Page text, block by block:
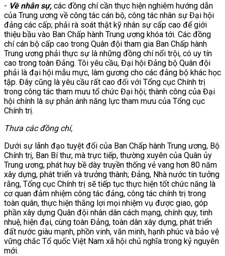
- Về nhân sự, các đồng chí cần thực hiện nghiêm hướng dẫn
của Trung ương về công tác cán bộ, công tác nhân sự Đại hội
đảng các cấp; phải rà soát thật kỹ nhân sự cấp cao để giới
thiệu bầu vào Ban Chấp hành Trung ương khóa tới. Các đồng
chí cán bộ cấp cao trong Quân đội tham gia Ban Chấp hành
Trung ương phải thực sự là những đồng chí nổi trội, có uy tín
cao trong toàn Đảng. Tôi yêu cầu, Đại hội Đảng bộ Quân đội
phải là đại hội mẫu mực, làm gương cho các đảng bộ khác học
tập. Đây cũng là yêu cầu rất cao đối với Tổng cục Chính trị
trong công tác tham mưu tổ chức Đại hội; thành công của Đại
hội chính là sự phản ánh năng lực tham mưu của Tổng cục
Chính trị.
Thưa các đồng chí,
Dưới sự lãnh đạo tuyệt đối của Ban Chấp hành Trung ương, Bộ
Chính trị, Ban Bí thư, mà trực tiếp, thường xuyên của Quân ủy
Trung ương; phát huy bề dày truyền thống vẻ vang hơn 80 năm
xây dựng, phát triển và trưởng thành; Đảng, Nhà nước tin tưởng
rằng, Tổng cục Chính trị sẽ tiếp tục thực hiện tốt chức năng là
cơ quan đảm nhiệm công tác đảng, công tác chính trị trong
toàn quân, thực hiện thắng lợi mọi nhiệm vụ được giao, góp
phần xây dựng Quân đội nhân dân cách mạng, chính quy, tinh
nhuệ, hiện đại, cùng toàn Đảng, toàn dân xây dựng, phát triển
đất nước giàu mạnh, phồn vinh, văn minh, hạnh phúc và bảo vệ
vững chắc Tổ quốc Việt Nam xã hội chủ nghĩa trong kỷ nguyên
mới.